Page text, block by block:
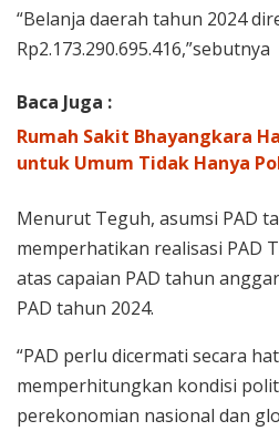
“Belanja daerah tahun 2024
Rp2.173.290.695.416,”sebutnya
Baca Juga :
Rumah Sakit Bhayangkara
untuk Umum Tidak Hanya
Menurut Teguh, asumsi PAD
memperhatikan realisasi PAD
atas capaian PAD tahun
PAD tahun 2024.
“PAD perlu dicermati secara
memperhitungkan kondisi
perekonomian nasional dan